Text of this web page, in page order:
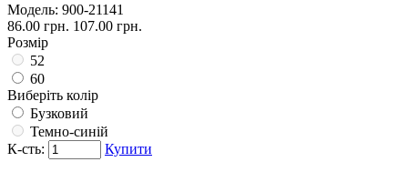
Модель: 900-21141
86.00 грн. 107.00 грн.
Розмір
52
60
Виберіть колір
Бузковий
Темно-синій
К-сть:
Купити